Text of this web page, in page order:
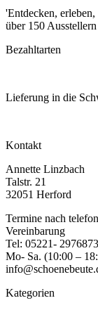
'Entdecken,
über 150 Ausstellern
Bezahltarten
Lieferung in die
Kontakt
Annette Linzbach
Talstr. 21
32051 Herford
Termine nach
Vereinbarung
Tel: 05221- 2976873
Mo- Sa. (10:00 –
Kategorien